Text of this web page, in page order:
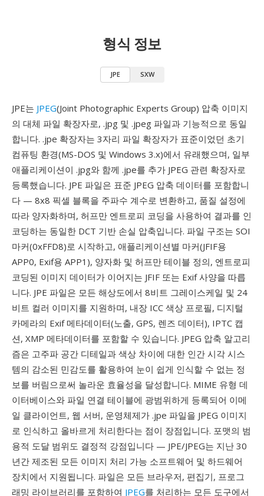
형식 정보
JPE SXW
JPE는 JPEG(Joint Photographic Experts Group) 압축 이미지
의 대체 파일 확장자로, .jpg 및 .jpeg 파일과 기능적으로 동일
합니다. .jpe 확장자는 3자리 파일 확장자가 표준이었던 초기
컴퓨팅 환경(MS-DOS 및 Windows 3.x)에서 유래했으며, 일부
애플리케이션이 .jpg와 함께 .jpe를 추가 JPEG 관련 확장자로
등록했습니다. JPE 파일은 표준 JPEG 압축 데이터를 포함합니
다 — 8x8 픽셀 블록을 주파수 계수로 변환하고, 품질 설정에
따라 양자화하며, 허프만 엔트로피 코딩을 사용하여 결과를 인
코딩하는 동일한 DCT 기반 손실 압축입니다. 파일 구조는 SOI
마커(0xFFD8)로 시작하고, 애플리케이션별 마커(JFIF용
APP0, Exif용 APP1), 양자화 및 허프만 테이블 정의, 엔트로피
코딩된 이미지 데이터가 이어지는 JFIF 또는 Exif 사양을 따릅
니다. JPE 파일은 모든 해상도에서 8비트 그레이스케일 및 24
비트 컬러 이미지를 지원하며, 내장 ICC 색상 프로필, 디지털
카메라의 Exif 메타데이터(노출, GPS, 렌즈 데이터), IPTC 캡
션, XMP 메타데이터를 포함할 수 있습니다. JPEG 압축 알고리
즘은 고주파 공간 디테일과 색상 차이에 대한 인간 시각 시스
템의 감소된 민감도를 활용하여 눈이 쉽게 인식할 수 없는 정
보를 버림으로써 놀라운 효율성을 달성합니다. MIME 유형 데
이터베이스와 파일 연결 테이블에 광범위하게 등록되어 이메
일 클라이언트, 웹 서버, 운영체제가 .jpe 파일을 JPEG 이미지
로 인식하고 올바르게 처리한다는 점이 장점입니다. 포맷의 범
용적 도달 범위도 결정적 강점입니다 — JPE/JPEG는 지난 30
년간 제조된 모든 이미지 처리 가능 소프트웨어 및 하드웨어
장치에서 지원됩니다. 파일은 모든 브라우저, 편집기, 프로그
래밍 라이브러리를 포함하여 JPEG를 처리하는 모든 도구에서